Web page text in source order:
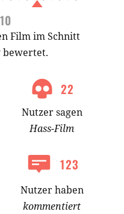
Film im Schnitt
bewertet.
22
Nutzersagen
Hass-Film
123
Nutzer haben
kommentiert